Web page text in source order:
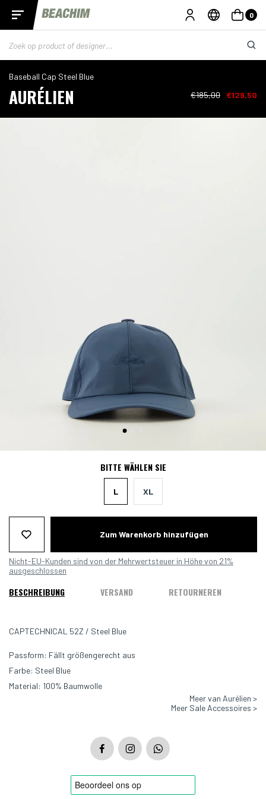
0
Baseball Cap Steel Blue
AURÉLIEN €185,00 €129,50
BITTE WÄHLEN SIE
L XL
Zum Warenkorb hinzufügen
Nicht-EU-Kunden sind von der Mehrwertsteuer in Höhe von 21%
ausgeschlossen
BESCHREIBUNG VERSAND RETOURNEREN
CAPTECHNICAL 52Z / Steel Blue
Passform: Fällt größengerecht aus
Farbe: Steel Blue
Material: 100% Baumwolle
Meer van Aurélien >
Meer Sale Accessoires >